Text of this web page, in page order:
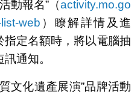
動報名”（activity.mo.go
web ）瞭解詳情及進
定名額時，將以電腦抽
通知。
文化遺產展演”品牌活動